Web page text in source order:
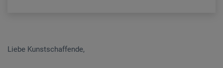
Liebe Kunstschaffende,